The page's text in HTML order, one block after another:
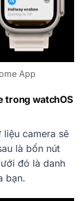
App
trong watchOS
camera sẽ
là bốn nút
đó là danh
bạn.